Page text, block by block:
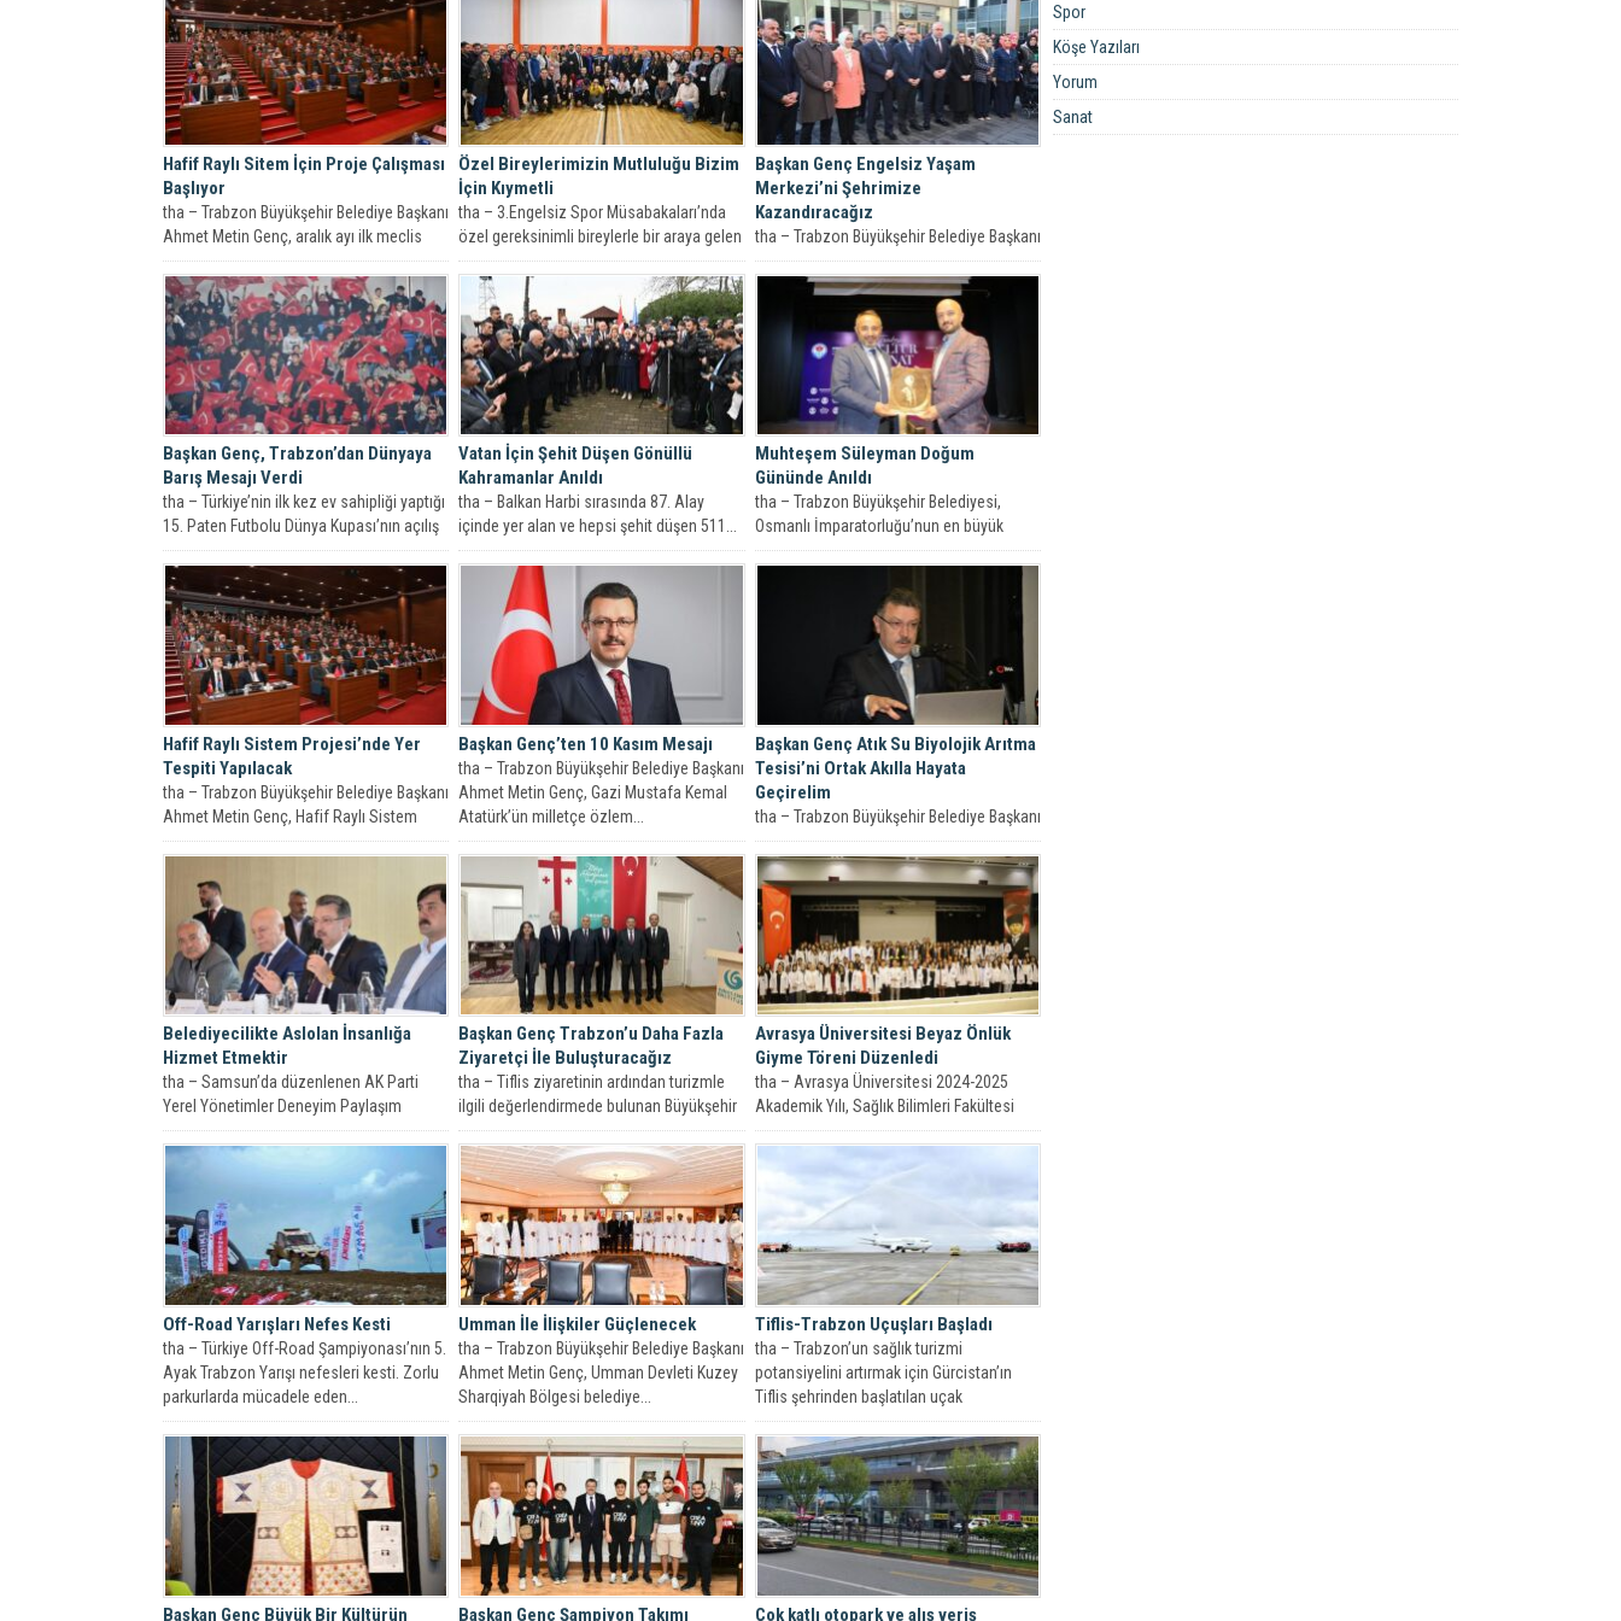
Hafif Raylı Sitem İçin Proje Çalışması
Başlıyor
tha – Trabzon Büyükşehir Belediye Başkanı
Ahmet Metin Genç, aralık ayı ilk meclis
toplantısında Hafif...
Özel Bireylerimizin Mutluluğu Bizim
İçin Kıymetli
tha – 3.Engelsiz Spor Müsabakaları’nda
özel gereksinimli bireylerle bir araya gelen
Trabzon Büyükşehir Belediye Başkanı...
Başkan Genç Engelsiz Yaşam
Merkezi’ni Şehrimize
Kazandıracağız
tha – Trabzon Büyükşehir Belediye Başkanı
Ahmet Metin Genç, “Özel gereksinimli
bireylerimize kalıcı bir yaşam...
Başkan Genç, Trabzon’dan Dünyaya
Barış Mesajı Verdi
tha – Türkiye’nin ilk kez ev sahipliği yaptığı
15. Paten Futbolu Dünya Kupası’nın açılış
töreninde...
Vatan İçin Şehit Düşen Gönüllü
Kahramanlar Anıldı
tha – Balkan Harbi sırasında 87. Alay
içinde yer alan ve hepsi şehit düşen 511...
Muhteşem Süleyman Doğum
Gününde Anıldı
tha – Trabzon Büyükşehir Belediyesi,
Osmanlı İmparatorluğu’nun en büyük
hükümdarlarından biri olarak tarihe geçen
Hafif Raylı Sistem Projesi’nde Yer
Tespiti Yapılacak
tha – Trabzon Büyükşehir Belediye Başkanı
Ahmet Metin Genç, Hafif Raylı Sistem
Projesi’nin uygulama ihalesinin...
Başkan Genç’ten 10 Kasım Mesajı
tha – Trabzon Büyükşehir Belediye Başkanı
Ahmet Metin Genç, Gazi Mustafa Kemal
Atatürk’ün milletçe özlem...
Başkan Genç Atık Su Biyolojik Arıtma
Tesisi’ni Ortak Akılla Hayata
Geçirelim
tha – Trabzon Büyükşehir Belediye Başkanı
Ahmet Metin Genç, “Atık Su Biyolojik
Arıtma Tesisi’nin fizibilite...
Belediyecilikte Aslolan İnsanlığa
Hizmet Etmektir
tha – Samsun’da düzenlenen AK Parti
Yerel Yönetimler Deneyim Paylaşım
Toplantısı’nda konuşan Trabzon
Büyükşehir Belediye...
Başkan Genç Trabzon’u Daha Fazla
Ziyaretçi İle Buluşturacağız
tha – Tiflis ziyaretinin ardından turizmle
ilgili değerlendirmede bulunan Büyükşehir
Belediye Başkanı Ahmet Metin Genç,...
Avrasya Üniversitesi Beyaz Önlük
Giyme Töreni Düzenledi
tha – Avrasya Üniversitesi 2024-2025
Akademik Yılı, Sağlık Bilimleri Fakültesi
Beyaz Önlük Giyme Töreni’ni Ömer...
Off-Road Yarışları Nefes Kesti
tha – Türkiye Off-Road Şampiyonası’nın 5.
Ayak Trabzon Yarışı nefesleri kesti. Zorlu
parkurlarda mücadele eden...
Umman İle İlişkiler Güçlenecek
tha – Trabzon Büyükşehir Belediye Başkanı
Ahmet Metin Genç, Umman Devleti Kuzey
Sharqiyah Bölgesi belediye...
Tiflis-Trabzon Uçuşları Başladı
tha – Trabzon’un sağlık turizmi
potansiyelini artırmak için Gürcistan’ın
Tiflis şehrinden başlatılan uçak
seferlerinin ilk...
Başkan Genç Büyük Bir Kültürün Başkan Genç Şampiyon Takımı Çok katlı otopark ve alış veriş
Spor
Köşe Yazıları
Yorum
Sanat